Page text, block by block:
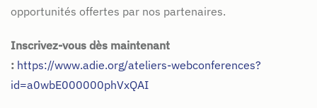
opportunités offertes par nos partenaires.
Inscrivez-vous dès maintenant
: https://www.adie.org/ateliers-webconferences?
id=a0wbE000000phVxQAI